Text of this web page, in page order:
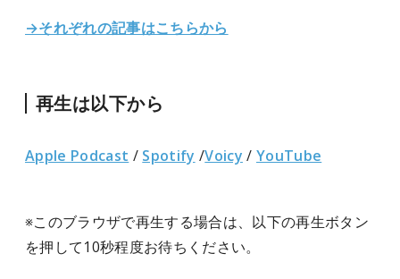
→それぞれの記事はこちらから
再生は以下から
Apple Podcast / Spotify /Voicy / YouTube
※このブラウザで再生する場合は、以下の再生ボタン
を押して10秒程度お待ちください。